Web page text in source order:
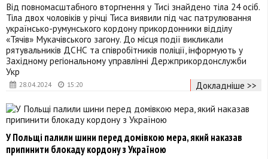
28.04.2024 15:20
Від повномасштабного вторгнення у Тисі знайдено тіла 24 осіб.
Тіла двох чоловіків у річці Тиса виявили під час патрулювання
українсько-румунського кордону прикордонники відділу
«Тячів» Мукачівського загону. До місця події викликали
рятувальників ДСНС та співробітників поліції, інформують у
Західному регіональному управлінні Держприкордонслужби
Укр
Докладніше >>
У Польщі палили шини перед домівкою мера, який наказав
припинити блокаду кордону з Україною